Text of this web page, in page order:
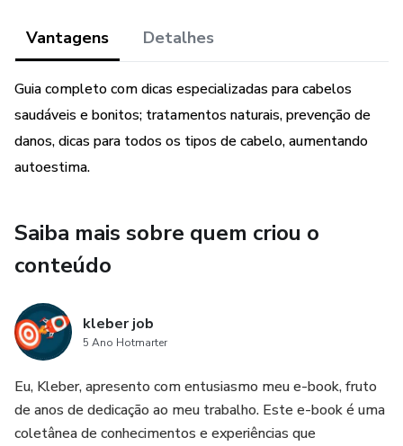
Vantagens Detalhes
Guia completo com dicas especializadas para cabelos
saudáveis e bonitos; tratamentos naturais, prevenção de
danos, dicas para todos os tipos de cabelo, aumentando
autoestima.
Saiba mais sobre quem criou o
conteúdo
kleber job
5 Ano Hotmarter
Eu, Kleber, apresento com entusiasmo meu e-book, fruto
de anos de dedicação ao meu trabalho. Este e-book é uma
coletânea de conhecimentos e experiências que